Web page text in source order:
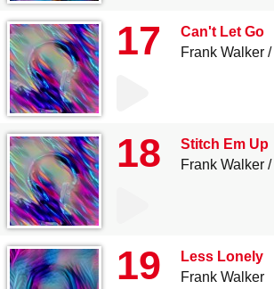
17
Can't Let Go
Frank Walker
18
Stitch Em Up
Frank Walker
19
Less Lonely
Frank Walker